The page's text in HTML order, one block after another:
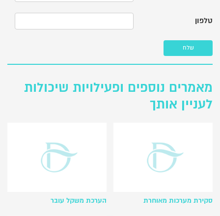
טלפון
שלח
מאמרים נוספים ופעילויות שיכולות
לעניין אותך
סקירת מערכות מאוחרת הערכת משקל עובר